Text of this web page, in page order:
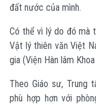
đất nước của mình.
Có thể vì lý do đó mà
Vật lý thiên văn Việt
gia (Viện Hàn lâm
Theo Giáo sư, Trung
phù hợp hơn với